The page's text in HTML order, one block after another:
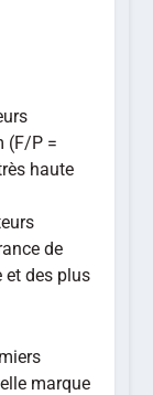
(F/P =
haute
de
et des plus
marque